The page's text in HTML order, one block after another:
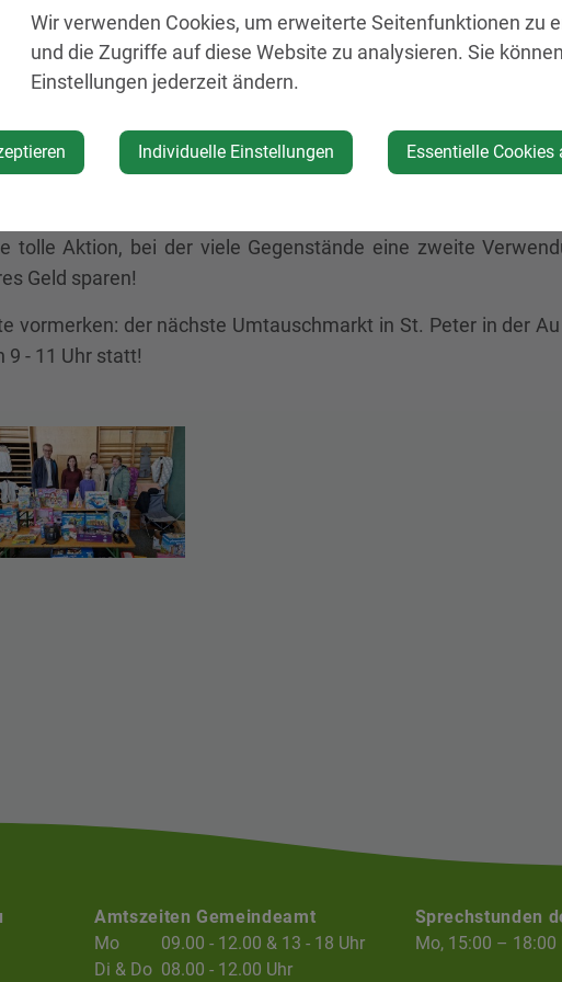
zur Sache ging es am Samstag, 9. März 2024, beim
Halle.
Silvia Krendl organisierte mit dem
mehr eine Kauf- und Tauschbörse für allerlei
Vorfeld sehr begehrt und so gab es wieder ein
von Kleidung bis zu Büchern war alles dabei und
tolle Aktion, bei der viele Gegenstände eine zweite
Geld sparen!
vormerken: der nächste Umtauschmarkt in St. Peter in der
9 - 11 Uhr statt!
Amtszeiten Gemeindeamt
Mo
09.00 - 12.00 & 13 - 18 Uhr
Di & Do 08.00 - 12.00 Uhr
Sprechstunden
Mo, 15:00 – 18:00
Wir verwenden Cookies, um erweiterte Seitenfunktionen zu
und die Zugriffe auf diese Website zu analysieren. Sie
Einstellungen jederzeit ändern.
Individuelle Einstellungen Essentielle Cookies